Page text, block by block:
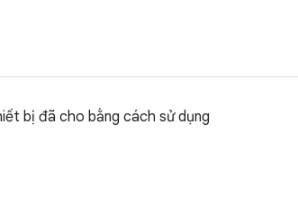
bị đã cho bằng cách sử dụng